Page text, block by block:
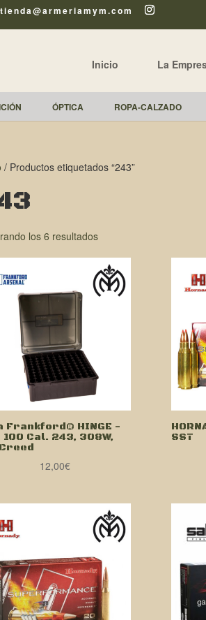
tienda@armeriamym.com
Inicio La
ÓPTICA ROPA-CALZADO
/ Productos etiquetados “243”
los 6 resultados
Frankford® HINGE -
100 Cal. 243, 308W,
12,00€
SST